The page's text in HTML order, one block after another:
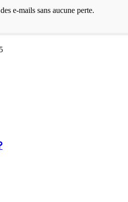
e-mails sans aucune perte.